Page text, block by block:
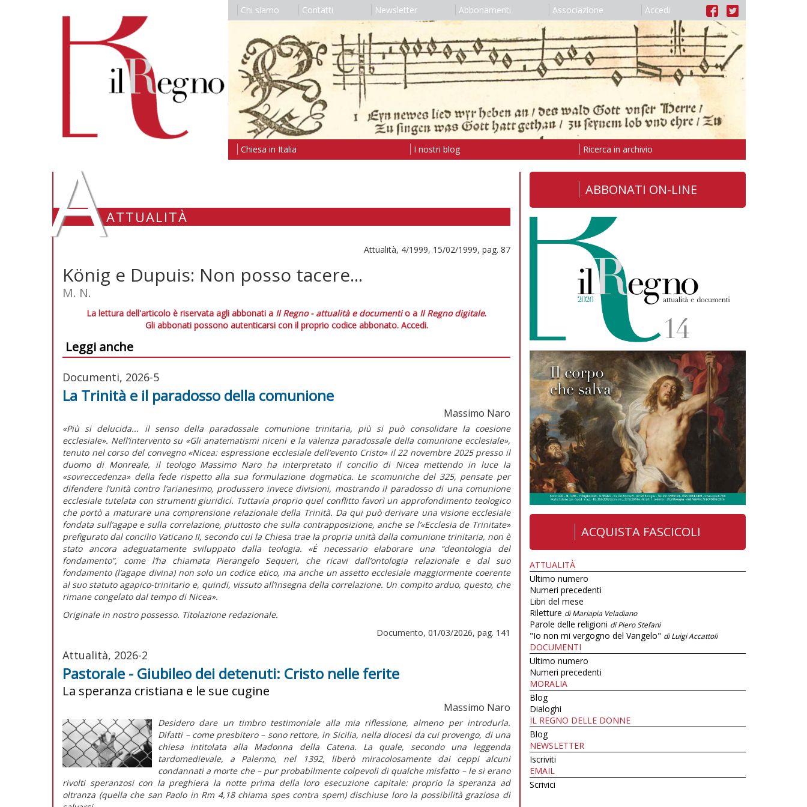
Chi siamo Contatti Newsletter Abbonamenti Associazione Accedi
Chiesa in Italia I nostri blog Ricerca in archivio
AATTUALITÀ
Attualità, 4/1999, 15/02/1999, pag. 87
König e Dupuis: Non posso tacere...
M. N.
La lettura dell'articolo è riservata agli abbonati a Il Regno - attualità e documentio a Il Regno digitale.
Gli abbonati possono autenticarsi con il proprio codice abbonato. Accedi.
Leggi anche
Documenti, 2026-5
La Trinità e il paradosso della comunione
Massimo Naro
«Più si delucida... il senso della paradossale comunione trinitaria, più si può consolidare la coesione
ecclesiale». Nell’intervento su «Gli anatematismi niceni e la valenza paradossale della comunione ecclesiale»,
tenuto nel corso del convegno «Nicea: espressione ecclesiale dell’evento Cristo» il 22 novembre 2025 presso il
duomo di Monreale, il teologo Massimo Naro ha interpretato il concilio di Nicea mettendo in luce la
«sovreccedenza» della fede rispetto alla sua formulazione dogmatica. Le scomuniche del 325, pensate per
difendere l’unità contro l’arianesimo, produssero invece divisioni, mostrando il paradosso di una comunione
ecclesiale tutelata con strumenti giuridici. Tuttavia proprio quel conflitto favorì un approfondimento teologico
che portò a maturare una comprensione relazionale della Trinità. Da qui può derivare una visione ecclesiale
fondata sull’agape e sulla correlazione, piuttosto che sulla contrapposizione, anche se l’«Ecclesia de Trinitate»
prefigurato dal concilio Vaticano II, secondo cui la Chiesa trae la propria unità dalla comunione trinitaria, non è
stato ancora adeguatamente sviluppato dalla teologia. «È necessario elaborare una “deontologia del
fondamento”, come l’ha chiamata Pierangelo Sequeri, che ricavi dall’ontologia relazionale e dal suo
fondamento (l’agape divina) non solo un codice etico, ma anche un assetto ecclesiale maggiormente coerente
al suo statuto agapico-trinitario e, quindi, vissuto all’insegna della correlazione. Un compito arduo, questo, che
rimane congelato dal tempo di Nicea».
Originale in nostro possesso. Titolazione redazionale.
Documento, 01/03/2026, pag. 141
Attualità, 2026-2
Pastorale - Giubileo dei detenuti: Cristo nelle ferite
La speranza cristiana e le sue cugine
Massimo Naro
Desidero dare un timbro testimoniale alla mia riflessione, almeno per introdurla.
Difatti – come presbitero – sono rettore, in Sicilia, nella diocesi da cui provengo, di una
chiesa intitolata alla Madonna della Catena. La quale, secondo una leggenda
tardomedievale, a Palermo, nel 1392, liberò miracolosamente dai ceppi alcuni
condannati a morte che – pur probabilmente colpevoli di qualche misfatto – le si erano
rivolti speranzosi con la preghiera la notte prima della loro esecuzione capitale: proprio la speranza ad
oltranza (quella che san Paolo in Rm 4,18 chiama spes contra spem) dischiuse loro la possibilità graziosa di
ABBONATI ON-LINE
ACQUISTA FASCICOLI
ATTUALITÀ
Ultimo numero
Numeri precedenti
Libri del mese
Riletture di Mariapia Veladiano
Parole delle religioni di Piero Stefani
"Io non mi vergogno del Vangelo" di Luigi Accattoli
DOCUMENTI
Ultimo numero
Numeri precedenti
MORALIA
Blog
Dialoghi
IL REGNO DELLE DONNE
Blog
NEWSLETTER
Iscriviti
EMAIL
Scrivici